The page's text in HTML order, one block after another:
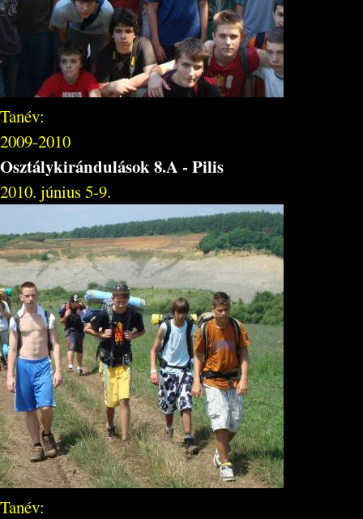
Tanév:
2009-2010
Osztálykirándulások 8.A - Pilis
2010. június 5-9.
Tanév: